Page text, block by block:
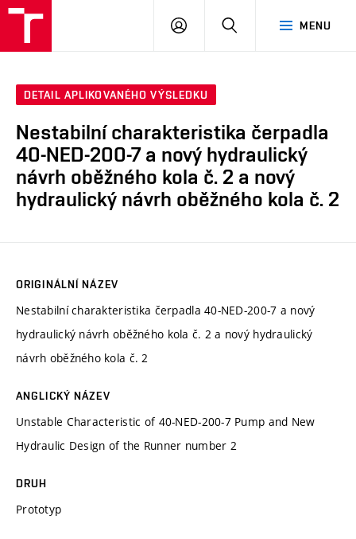
MENU
PŘIHLÁSIT
DETAIL APLIKOVANÉHO VÝSLEDKU
Nestabilní charakteristika čerpadla
40-NED-200-7 a nový hydraulický
návrh oběžného kola č. 2 a nový
hydraulický návrh oběžného kola č. 2
ORIGINÁLNÍ NÁZEV
Nestabilní charakteristika čerpadla 40-NED-200-7 a nový
hydraulický návrh oběžného kola č. 2 a nový hydraulický
návrh oběžného kola č. 2
ANGLICKÝ NÁZEV
Unstable Characteristic of 40-NED-200-7 Pump and New
Hydraulic Design of the Runner number 2
DRUH
Prototyp